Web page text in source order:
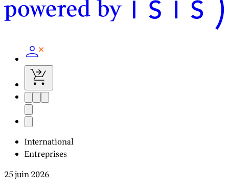
International
Entreprises
25 juin 2026